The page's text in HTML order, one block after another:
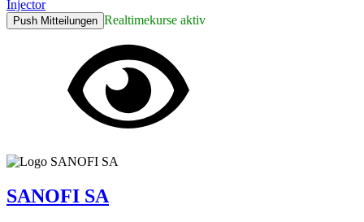
Injector
Push Mitteilungen Realtimekurse aktiv
SANOFI SA